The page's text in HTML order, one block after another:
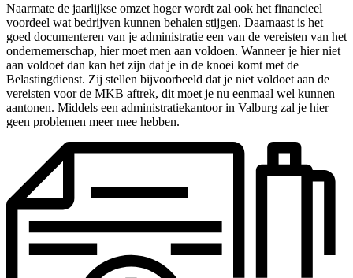
Naarmate de jaarlijkse omzet hoger wordt zal ook het financieel
voordeel wat bedrijven kunnen behalen stijgen. Daarnaast is het
goed documenteren van je administratie een van de vereisten van het
ondernemerschap, hier moet men aan voldoen. Wanneer je hier niet
aan voldoet dan kan het zijn dat je in de knoei komt met de
Belastingdienst. Zij stellen bijvoorbeeld dat je niet voldoet aan de
vereisten voor de MKB aftrek, dit moet je nu eenmaal wel kunnen
aantonen. Middels een administratiekantoor in Valburg zal je hier
geen problemen meer mee hebben.